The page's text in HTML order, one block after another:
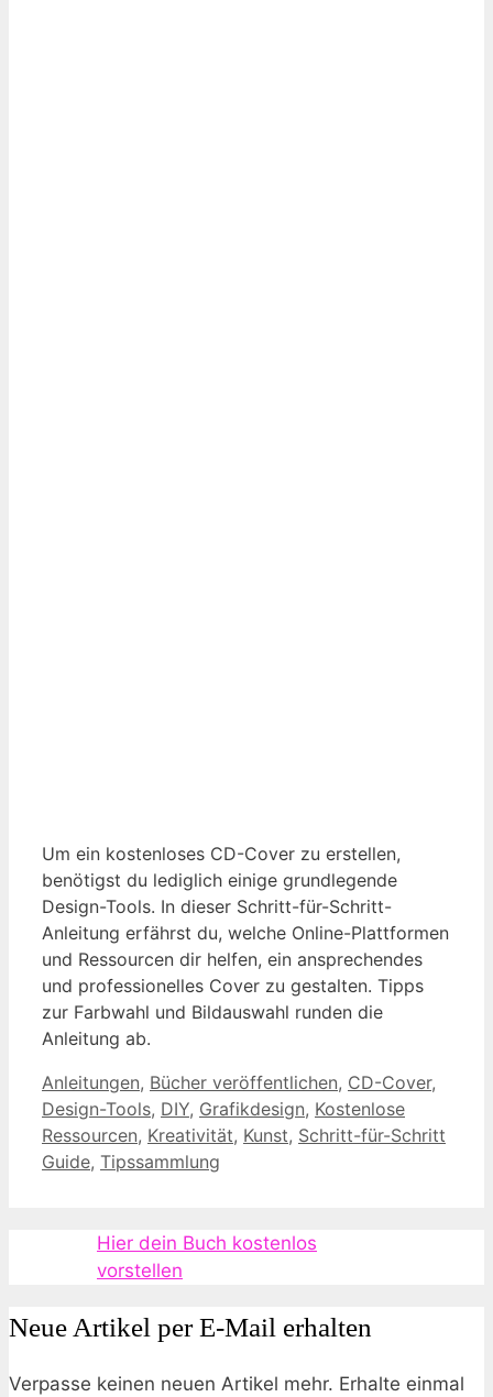
Um ein kostenloses CD-Cover zu erstellen,
benötigst du lediglich einige grundlegende
Design-Tools. In dieser Schritt-für-Schritt-
Anleitung erfährst du, welche Online-Plattformen
und Ressourcen dir helfen, ein ansprechendes
und professionelles Cover zu gestalten. Tipps
zur Farbwahl und Bildauswahl runden die
Anleitung ab.
Kategorien
Anleitungen, Bücher veröffentlichen, CD-Cover,
Design-Tools, DIY, Grafikdesign, Kostenlose
Ressourcen, Kreativität, Kunst, Schritt-für-Schritt
Guide, Tipssammlung
Hier dein Buch kostenlos
vorstellen
Neue Artikel per E-Mail erhalten
Verpasse keinen neuen Artikel mehr. Erhalte einmal